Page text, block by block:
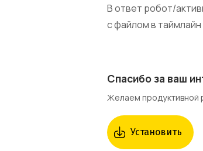
В ответ робот/
с файлом в
Спасибо за ваш
Желаем продуктивной
Установить